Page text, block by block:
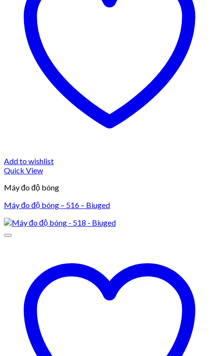
Add to wishlist
Quick View
Máy đo độ bóng
Máy đo độ bóng – 516 – Biuged